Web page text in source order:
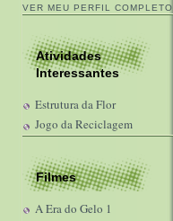
VER MEU PERFIL COMPLETO
Atividades
Interessantes
Estrutura da Flor
Jogo da Reciclagem
Filmes
A Era do Gelo 1